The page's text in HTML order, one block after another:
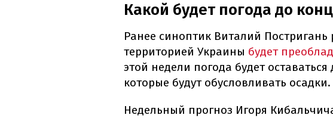
Какой будет погода до
Ранее синоптик Виталий Постригань
территорией Украины будет
этой недели погода будет
которые будут обусловливать осадки.
Недельный прогноз Игоря